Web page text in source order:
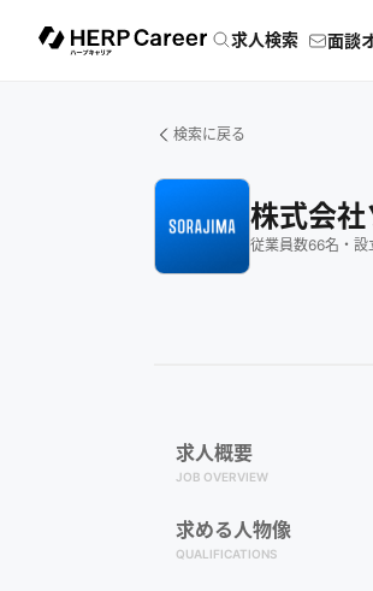
求人検索 面談
検索に戻る
株式会
従業員数66名 ・ 設
求人概要
JOB OVERVIEW
求める人物像
QUALIFICATIONS